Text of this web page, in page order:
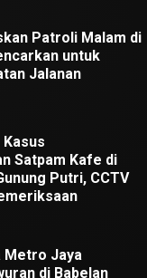
Patroli Malam di
untuk
Jalanan
Satpam Kafe di
Putri, CCTV
Metro Jaya
di Babelan